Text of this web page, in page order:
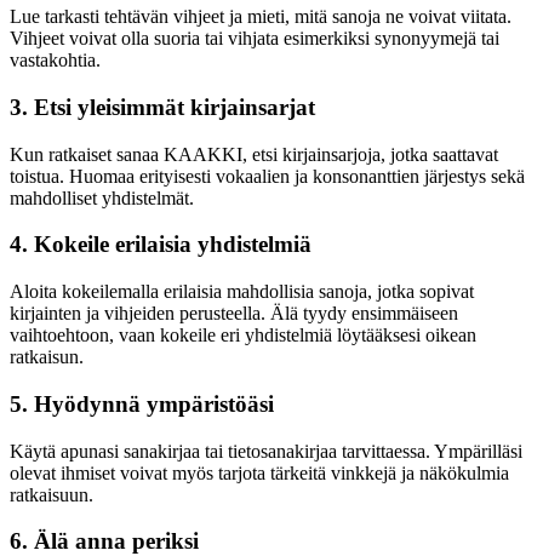
Lue tarkasti tehtävän vihjeet ja mieti, mitä sanoja ne voivat viitata.
Vihjeet voivat olla suoria tai vihjata esimerkiksi synonyymejä tai
vastakohtia.
3. Etsi yleisimmät kirjainsarjat
Kun ratkaiset sanaa KAAKKI, etsi kirjainsarjoja, jotka saattavat
toistua. Huomaa erityisesti vokaalien ja konsonanttien järjestys sekä
mahdolliset yhdistelmät.
4. Kokeile erilaisia yhdistelmiä
Aloita kokeilemalla erilaisia mahdollisia sanoja, jotka sopivat
kirjainten ja vihjeiden perusteella. Älä tyydy ensimmäiseen
vaihtoehtoon, vaan kokeile eri yhdistelmiä löytääksesi oikean
ratkaisun.
5. Hyödynnä ympäristöäsi
Käytä apunasi sanakirjaa tai tietosanakirjaa tarvittaessa. Ympärilläsi
olevat ihmiset voivat myös tarjota tärkeitä vinkkejä ja näkökulmia
ratkaisuun.
6. Älä anna periksi